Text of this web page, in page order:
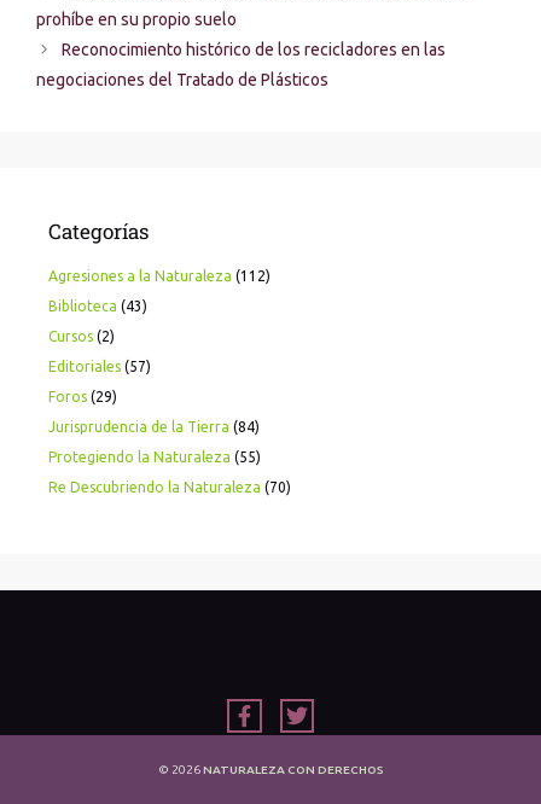
prohíbe en su propio suelo
Reconocimiento histórico de los recicladores en las
negociaciones del Tratado de Plásticos
Categorías
Agresiones a la Naturaleza (112)
Biblioteca (43)
Cursos (2)
Editoriales (57)
Foros (29)
Jurisprudencia de la Tierra (84)
Protegiendo la Naturaleza (55)
Re Descubriendo la Naturaleza (70)
© 2026NATURALEZA CON DERECHOS